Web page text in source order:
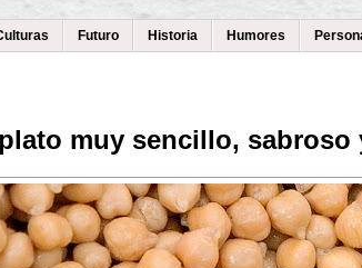
Futuro Historia Humores
muy sencillo, sabroso